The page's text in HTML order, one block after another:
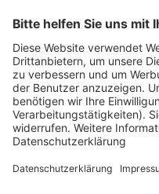
Kontakt
Presse
Newsletter
LinkedIn
Instagram
YouTube
Facebook